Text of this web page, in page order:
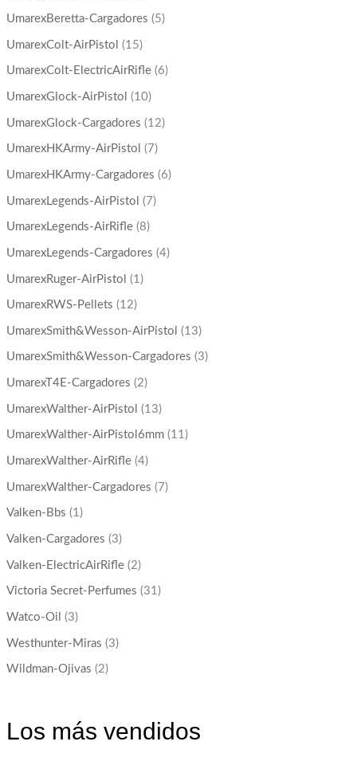
UmarexBeretta-Cargadores (5)
UmarexColt-AirPistol (15)
UmarexColt-ElectricAirRifle (6)
UmarexGlock-AirPistol (10)
UmarexGlock-Cargadores (12)
UmarexHKArmy-AirPistol (7)
UmarexHKArmy-Cargadores (6)
UmarexLegends-AirPistol (7)
UmarexLegends-AirRifle (8)
UmarexLegends-Cargadores (4)
UmarexRuger-AirPistol (1)
UmarexRWS-Pellets (12)
UmarexSmith&Wesson-AirPistol (13)
UmarexSmith&Wesson-Cargadores (3)
UmarexT4E-Cargadores (2)
UmarexWalther-AirPistol (13)
UmarexWalther-AirPistol6mm (11)
UmarexWalther-AirRifle (4)
UmarexWalther-Cargadores (7)
Valken-Bbs (1)
Valken-Cargadores (3)
Valken-ElectricAirRifle (2)
Victoria Secret-Perfumes (31)
Watco-Oil (3)
Westhunter-Miras (3)
Wildman-Ojivas (2)
Los más vendidos